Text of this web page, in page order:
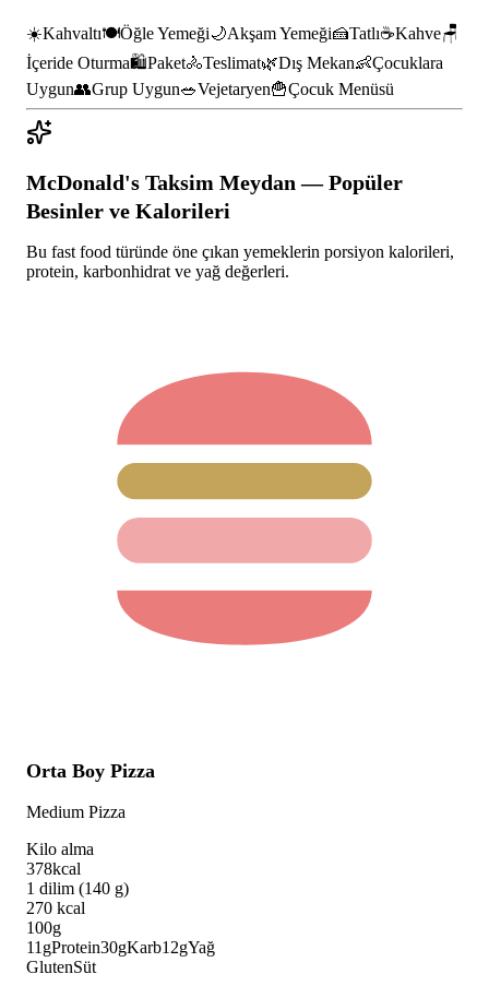
☀️Kahvaltı🍽️Öğle Yemeği🌙Akşam Yemeği🍰Tatlı☕Kahve🪑
İçeride Oturma🛍️Paket🚴Teslimat🌿Dış Mekan👶Çocuklara
Uygun👥Grup Uygun🥗Vejetaryen🍟Çocuk Menüsü
McDonald's Taksim Meydan — Popüler
Besinler ve Kalorileri
Bu fast food türünde öne çıkan yemeklerin porsiyon kalorileri,
protein, karbonhidrat ve yağ değerleri.
Orta Boy Pizza
Medium Pizza
Kilo alma
378kcal
1 dilim (140 g)
270 kcal
100g
11 gProtein30gKarb12gYağ
GlutenSüt